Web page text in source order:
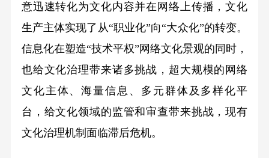
意迅速转化为文化内容并在网络上传播，文化
生产主体实现了从“职业化”向“大众化”的转变。
信息化在塑造“技术平权”网络文化景观的同时，
也给文化治理带来诸多挑战，超大规模的网络
文化主体、海量信息、多元群体及多样化平
台，给文化领域的监管和审查带来挑战，现有
文化治理机制面临滞后危机。